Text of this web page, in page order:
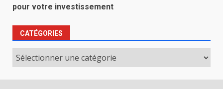
pour votre investissement
CATÉGORIES
Catégories